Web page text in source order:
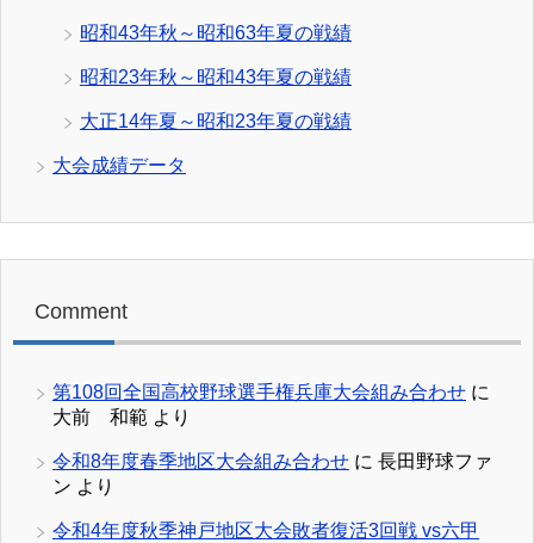
昭和43年秋～昭和63年夏の戦績
昭和23年秋～昭和43年夏の戦績
大正14年夏～昭和23年夏の戦績
大会成績データ
Comment
第108回全国高校野球選手権兵庫大会組み合わせ に
大前 和範 より
令和8年度春季地区大会組み合わせ に 長田野球ファ
ン より
令和4年度秋季神戸地区大会敗者復活3回戦 vs六甲